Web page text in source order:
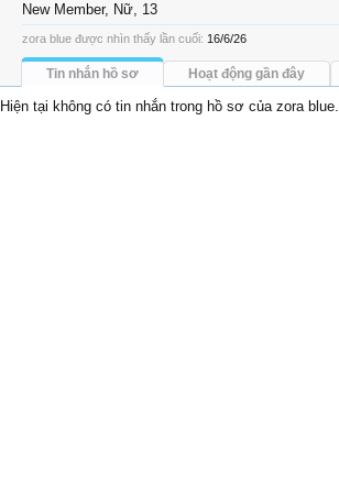
New Member, Nữ, 13
zora blue được nhìn thấy lần cuối: 16/6/26
Tin nhắn hồ sơ Hoạt động gần đây
Hiện tại không có tin nhắn trong hồ sơ của zora blue.